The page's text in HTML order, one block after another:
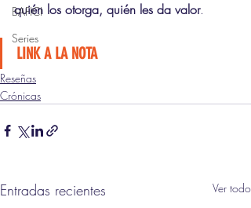
BAFICI
Series
quién los otorga, quién les da valor.
LINK A LA NOTA
Reseñas
Crónicas
Entradas recientes Ver todo